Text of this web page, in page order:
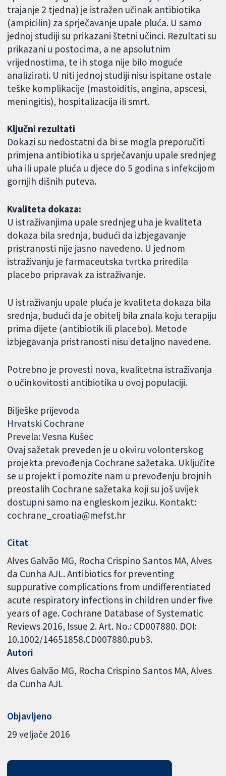
trajanje 2 tjedna) je istražen učinak antibiotika
(ampicilin) za sprječavanje upale pluća. U samo
jednoj studiji su prikazani štetni učinci. Rezultati su
prikazani u postocima, a ne apsolutnim
vrijednostima, te ih stoga nije bilo moguće
analizirati. U niti jednoj studiji nisu ispitane ostale
teške komplikacije (mastoiditis, angina, apscesi,
meningitis), hospitalizacija ili smrt.
Ključni rezultati
Dokazi su nedostatni da bi se mogla preporučiti
primjena antibiotika u sprječavanju upale srednjeg
uha ili upale pluća u djece do 5 godina s infekcijom
gornjih dišnih puteva.
Kvaliteta dokaza:
U istraživanjima upale srednjeg uha je kvaliteta
dokaza bila srednja, budući da izbjegavanje
pristranosti nije jasno navedeno. U jednom
istraživanju je farmaceutska tvrtka priredila
placebo pripravak za istraživanje.
U istraživanju upale pluća je kvaliteta dokaza bila
srednja, budući da je obitelj bila znala koju terapiju
prima dijete (antibiotik ili placebo). Metode
izbjegavanja pristranosti nisu detaljno navedene.
Potrebno je provesti nova, kvalitetna istraživanja
o učinkovitosti antibiotika u ovoj populaciji.
Bilješke prijevoda
Hrvatski Cochrane
Prevela: Vesna Kušec
Ovaj sažetak preveden je u okviru volonterskog
projekta prevođenja Cochrane sažetaka. Uključite
se u projekt i pomozite nam u prevođenju brojnih
preostalih Cochrane sažetaka koji su još uvijek
dostupni samo na engleskom jeziku. Kontakt:
cochrane_croatia@mefst.hr
Citat
Alves Galvão MG, Rocha Crispino Santos MA, Alves
da Cunha AJL. Antibiotics for preventing
suppurative complications from undifferentiated
acute respiratory infections in children under five
years of age. Cochrane Database of Systematic
Reviews 2016, Issue 2. Art. No.: CD007880. DOI:
10.1002/14651858.CD007880.pub3.
Autori
Alves Galvão MG Rocha Crispino Santos MA Alves
da Cunha AJL
Objavljeno
29 veljače 2016